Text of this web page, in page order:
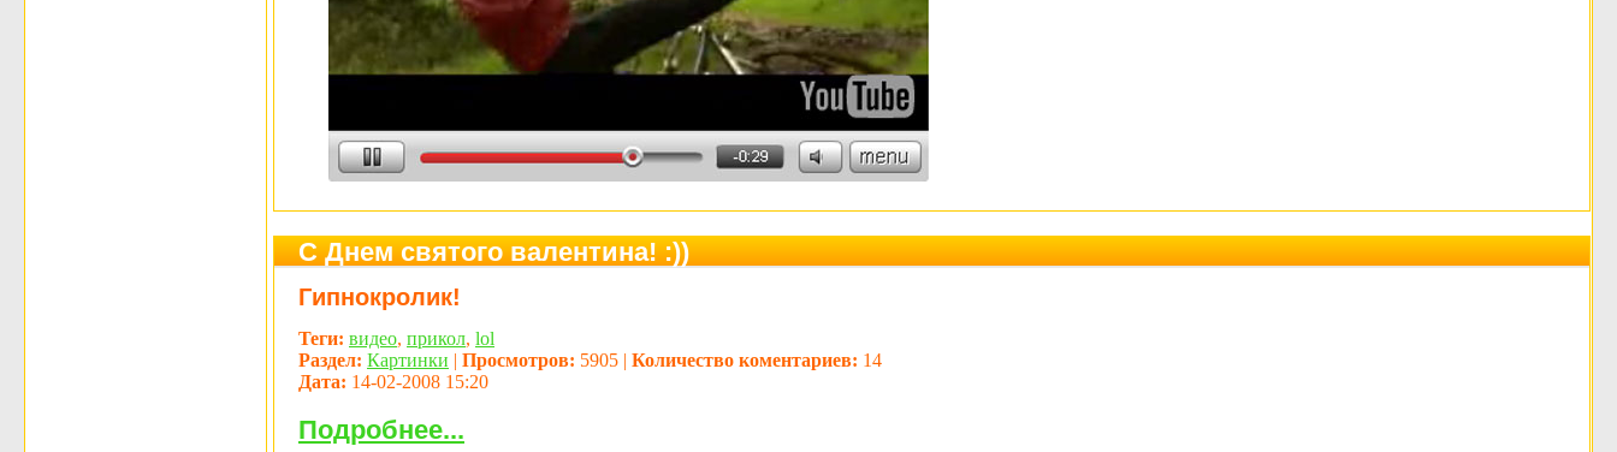
С Днем святого валентина! :))
Гипнокролик!
Теги: видео, прикол, lol
Раздел: Картинки | Просмотров: 5905 | Количество коментариев: 14
Дата: 14-02-2008 15:20
Подробнее...